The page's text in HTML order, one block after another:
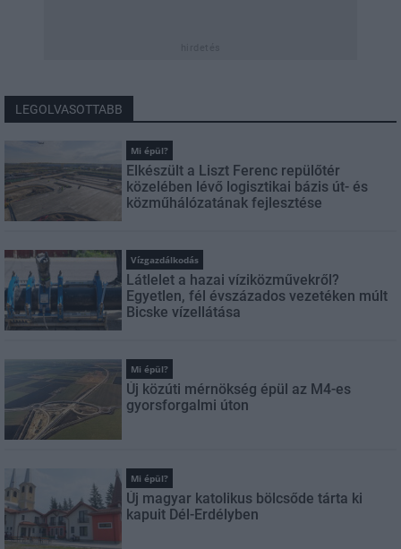
LEGOLVASOTTABB
Mi épül?
Elkészült a Liszt Ferenc repülőtér
közelében lévő logisztikai bázis út- és
közműhálózatának fejlesztése
Vízgazdálkodás
Látlelet a hazai víziközművekről?
Egyetlen, fél évszázados vezetéken múlt
Bicske vízellátása
Mi épül?
Új közúti mérnökség épül az M4-es
gyorsforgalmi úton
Mi épül?
Új magyar katolikus bölcsőde tárta ki
kapuit Dél-Erdélyben